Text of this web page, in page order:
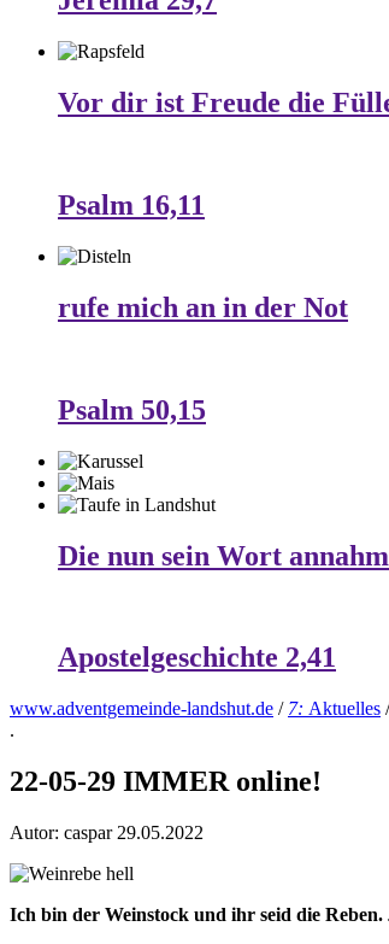
Vor dir ist Freude die
Psalm 16,11
rufe mich an in der Not
Psalm 50,15
Die nun sein Wort
Apostelgeschichte 2,41
www.adventgemeinde-landshut.de / 7: Aktuelles
.
22-05-29 IMMER online!
Autor: caspar 29.05.2022
Ich bin der Weinstock und ihr seid die Reben.